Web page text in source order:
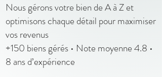
Nous gérons votre bien de A à Z et
optimisons chaque détail pour maximiser
vos revenus
+150 biens gérés • Note moyenne 4.8 •
8 ans d’expérience